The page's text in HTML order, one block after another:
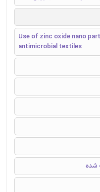
Use of zinc oxide nano
antimicrobial textiles
شده